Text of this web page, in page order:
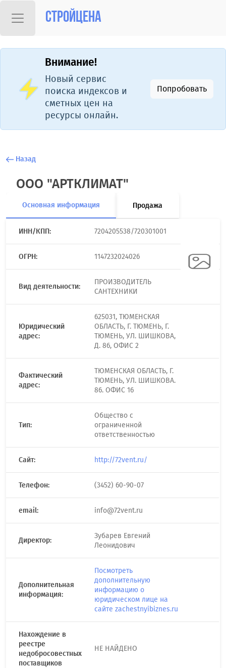
Стройцена
Внимание!
Новый сервис
поиска индексов и
сметных цен на
ресурсы онлайн.
Попробовать
Назад
ООО "АРТКЛИМАТ"
Основная информация Продажа
ИНН/КПП: 7204205538/720301001
ОГРН: 1147232024026
Вид деятельности:
ПРОИЗВОДИТЕЛЬ
САНТЕХНИКИ
Юридический
адрес:
625031, ТЮМЕНСКАЯ
ОБЛАСТЬ, Г. ТЮМЕНЬ, Г.
ТЮМЕНЬ, УЛ. ШИШКОВА,
Д. 86, ОФИС 2
Фактический
адрес:
ТЮМЕНСКАЯ ОБЛАСТЬ, Г.
ТЮМЕНЬ, УЛ. ШИШКОВА.
86. ОФИС 16
Тип:
Общество с
ограниченной
ответственностью
Сайт: http://72vent.ru/
Телефон: (3452) 60-90-07
email: info@72vent.ru
Директор:
Зубарев Евгений
Леонидович
Дополнительная
информация:
Посмотреть
дополнительную
информацию о
юридическом лице на
сайте zachestnyibiznes.ru
Нахождение в
реестре
недобросовестных
поставщиков
НЕ НАЙДЕНО